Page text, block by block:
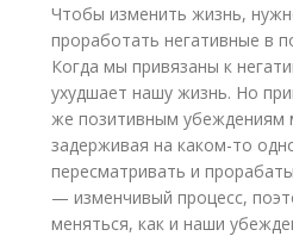
Чтобы изменить жизнь,
проработать негативные в
Когда мы привязаны к
ухудшает нашу жизнь. Но
же позитивным убеждениям
задерживая на каком-то
пересматривать и
— изменчивый процесс,
меняться, как и наши